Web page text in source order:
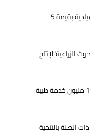
اليوم .. البنك المركزي يطرح عطاء صكوك سيادية بقيمة 5
الزراعية"لإنتاج
الصحة: حملة «100 يوم صحة» تقدم نحو 11 مليون خدمة طبية
الصلة بالتنمية